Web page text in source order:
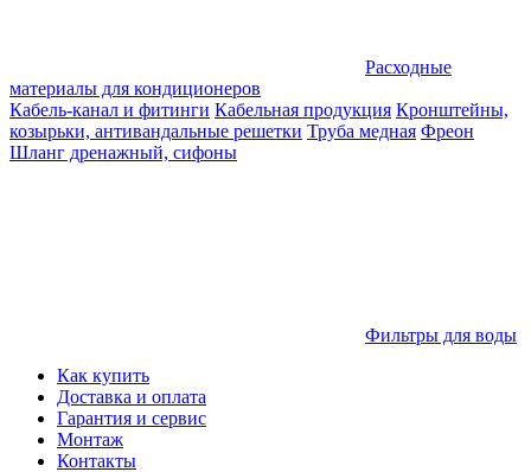
Расходные
материалы для кондиционеров
Кабель-канал и фитинги Кабельная продукция Кронштейны,
козырьки, антивандальные решетки Труба медная Фреон
Шланг дренажный, сифоны
Фильтры для воды
Как купить
Доставка и оплата
Гарантия и сервис
Монтаж
Контакты